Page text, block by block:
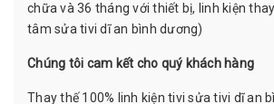
chữa và 36 tháng với thiết bị, linh kiện
tâm sửa tivi dĩ an bình dương)
Chúng tôi cam kết cho quý khách hàng
Thay thế 100% linh kiện tivi sửa tivi dĩ an